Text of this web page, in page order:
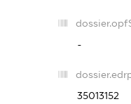
-
35013152